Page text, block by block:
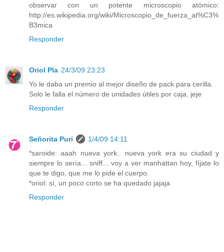
observar con un potente microscopio atómico:
http://es.wikipedia.org/wiki/Microscopio_de_fuerza_at%C3%
B3mica
Responder
Oriol Pla 24/3/09 23:23
Yo le daba un premio al mejor diseño de pack para cerilla.
Solo le falla el número de unidades útiles por caja, jeje
Responder
Señorita Puri
1/4/09 14:11
*saroide: aaah nueva york.. nueva york era su ciudad y
siempre lo sería... sniff... voy a ver manhattan hoy, fíjate lo
que te digo, que me lo pide el cuerpo.
*oriol: sí, un poco corto se ha quedado jajaja
Responder